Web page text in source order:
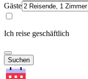
Gäste
Ich reise geschäftlich
Suchen